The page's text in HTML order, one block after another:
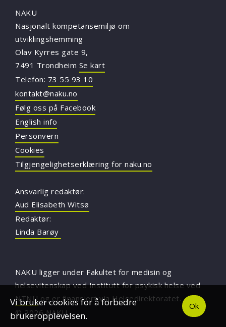
NAKU
Nasjonalt kompetansemiljø om
utviklingshemming
Olav Kyrres gate 9,
7491 Trondheim Se kart
Telefon: 73 55 93 10
kontakt@naku.no
Følg oss på Facebook
English info
Personvern
Cookies
Tilgjengelighetserklæring for naku.no
Ansvarlig redaktør:
Aud Elisabeth Witsø
Redaktør:
Linda Barøy
NAKU ligger under Fakultet for medisin og
helsevitenskap ved Institutt for psykisk helse ved
NTNU og er finansiert via Helsedirektoratet.
© 2026 NAKU
Vi bruker cookies for å forbedre
brukeropplevelsen.
Ok